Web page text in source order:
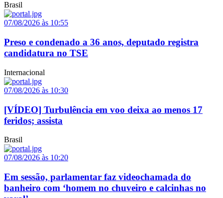
Brasil
07/08/2026 às 10:55
Preso e condenado a 36 anos, deputado registra
candidatura no TSE
Internacional
07/08/2026 às 10:30
[VÍDEO] Turbulência em voo deixa ao menos 17
feridos; assista
Brasil
07/08/2026 às 10:20
Em sessão, parlamentar faz videochamada do
banheiro com ‘homem no chuveiro e calcinhas no